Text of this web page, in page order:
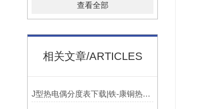
查看全部
相关文章/ARTICLES
J型热电偶分度表下载|铁-康铜热电偶分度表下载